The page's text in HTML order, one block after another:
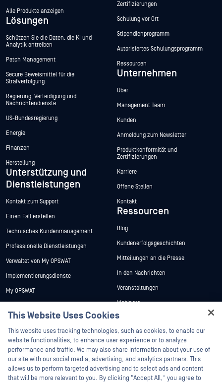
Alle Produkte anzeigen
Lösungen
Schützen Sie die Daten, die KI und
Analytik antreiben
Patch Management
Secure Beweismittel für die
Strafverfolgung
Regierung, Verteidigung und
Nachrichtendienste
US-Bundesregierung
Energie
Finanzen
Herstellung
Unterstützung und
Dienstleistungen
Kontakt zum Support
Einen Fall erstellen
Technisches Kundenmanagement
Professionelle Dienstleistungen
Verwaltet von My OPSWAT
Implementierungsdienste
My OPSWAT
Ausbildung
Programm zur Behebung von
Sicherheitslücken
Partner
Zertifizierung
Zertifizierungen
Schulung vor Ort
Stipendienprogramm
Autorisiertes Schulungsprogramm
Ressourcen
Unternehmen
Über
Management Team
Kunden
Anmeldung zum Newsletter
Produktkonformität und
Zertifizierungen
Karriere
Offene Stellen
Kontakt
Ressourcen
Blog
Kundenerfolgsgeschichten
Mitteilungen an die Presse
In den Nachrichten
Veranstaltungen
Webinare
Datenblätter
Weiße Papiere
Kostenlose Tools
This Website Uses Cookies
This website uses tracking technologies, such as cookies, to enable our
website functionalities, to enhance user experience or to analyze
performance and traffic. We may also share information about your use of
our site with our social media, advertising, and analytics partners. This
allows us to perform targeted advertising and to select ads and content
that will be more relevant to you. By clicking “Accept All,” you agree to
Hey there!
I'm Ozzy, your OPSWAT virtual assistant.
How can I help you secure what's critical
today?